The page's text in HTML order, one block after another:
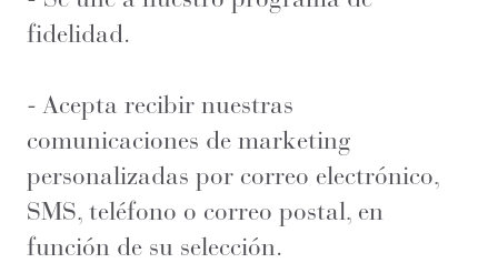
fidelidad.
- Acepta recibir nuestras
comunicaciones de marketing
personalizadas por correo electrónico,
SMS, teléfono o correo postal, en
función de su selección.